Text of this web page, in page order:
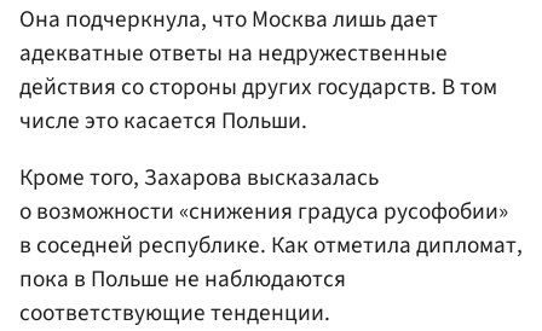
Она подчеркнула, что Москва лишь дает
адекватные ответы на недружественные
действия со стороны других государств. В том
числе это касается Польши.
Кроме того, Захарова высказалась
о возможности «снижения градуса русофобии»
в соседней республике. Как отметила дипломат,
пока в Польше не наблюдаются
соответствующие тенденции.